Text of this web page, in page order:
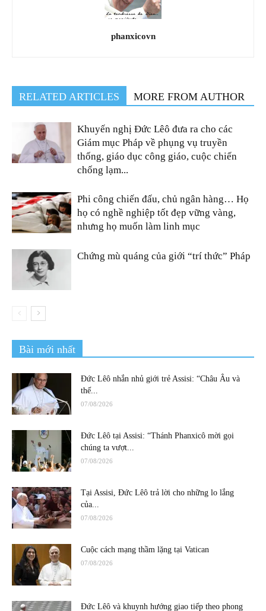
phanxicovn
RELATED ARTICLES MORE FROM AUTHOR
Khuyến nghị Đức Lêô đưa ra cho các
Giám mục Pháp về phụng vụ truyền
thống, giáo dục công giáo, cuộc chiến
chống lạm...
Phi công chiến đấu, chủ ngân hàng… Họ
họ có nghề nghiệp tốt đẹp vững vàng,
nhưng họ muốn làm linh mục
Chứng mù quáng của giới “trí thức” Pháp
Bài mới nhất
Đức Lêô nhắn nhủ giới trẻ Assisi: “Châu Âu và
thế...
07/08/2026
Đức Lêô tại Assisi: “Thánh Phanxicô mời gọi
chúng ta vượt...
07/08/2026
Tại Assisi, Đức Lêô trả lời cho những lo lắng
của...
07/08/2026
Cuộc cách mạng thầm lặng tại Vatican
07/08/2026
Đức Lêô và khuynh hướng giao tiếp theo phong